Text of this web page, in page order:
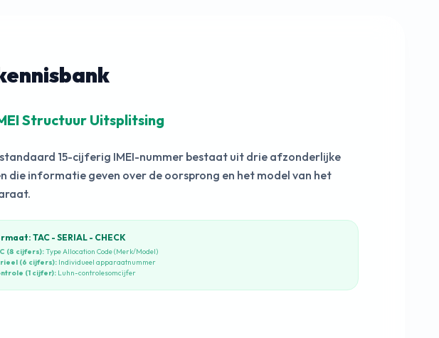
Structuur Uitsplitsing
standaard 15-cijferig IMEI-nummer bestaat uit drie afzonderlijke
die informatie geven over de oorsprong en het model van het
TAC - SERIAL - CHECK
(8 cijfers):Type Allocation Code (Merk/Model)
(6 cijfers): Individueel apparaatnummer
(1 cijfer): Luhn-controlesomcijfer